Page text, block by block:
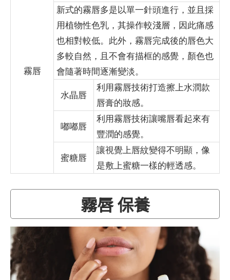
霧唇
新式的霧唇多是以單一針頭進行，並且採
用植物性色乳，其操作較淺層，因此痛感
也相對較低。此外，霧唇完成後的唇色大
多較自然，且不會有描框的感覺，顏色也
會隨著時間逐漸變淡。
水晶唇
利用霧唇技術打造擦上水潤款
唇膏的妝感。
嘟嘟唇
利用霧唇技術讓嘴唇看起來有
豐潤的感覺。
蜜糖唇
讓視覺上唇紋變得不明顯，像
是敷上蜜糖一樣的輕透感。
霧唇 保養